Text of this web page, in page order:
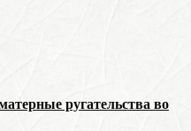
ругательства во